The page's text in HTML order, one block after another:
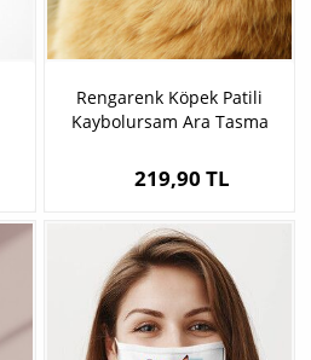
Rengarenk Köpek Patili
Kaybolursam Ara Tasma
219,90 TL